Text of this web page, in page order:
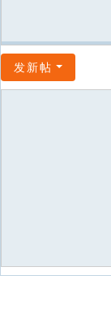
发新帖